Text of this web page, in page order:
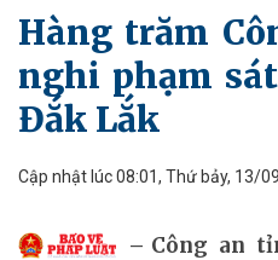
Hàng trăm
nghi phạm
Đắk Lắk
Cập nhật lúc 08:01, Thứ bảy, 13/
Công an